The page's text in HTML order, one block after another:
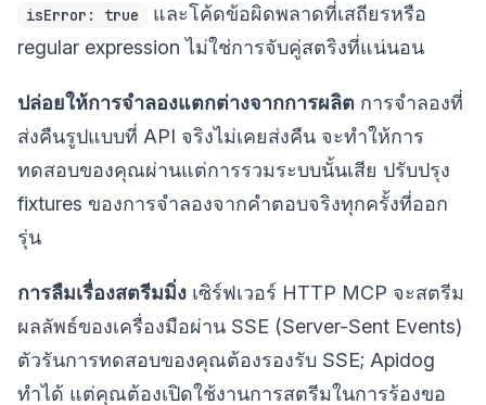
isError: true
และโค้ดข้อผิดพลาดที่เสถียรหรือ
regular expression ไม่ใช่การจับคู่สตริงที่แน่นอน
ปล่อยให้การจำลองแตกต่างจากการผลิต การจำลองที่
ส่งคืนรูปแบบที่ API จริงไม่เคยส่งคืน จะทำให้การ
ทดสอบของคุณผ่านแต่การรวมระบบนั้นเสีย ปรับปรุง
fixtures ของการจำลองจากคำตอบจริงทุกครั้งที่ออก
รุ่น
การลืมเรื่องสตรีมมิ่ง เซิร์ฟเวอร์ HTTP MCP จะสตรีม
ผลลัพธ์ของเครื่องมือผ่าน SSE (Server-Sent Events)
ตัวรันการทดสอบของคุณต้องรองรับ SSE; Apidog
ทำได้ แต่คุณต้องเปิดใช้งานการสตรีมในการร้องขอ